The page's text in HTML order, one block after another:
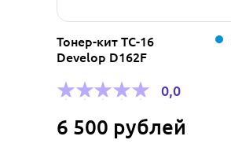
Тонер-кит ТС-16
Develop D162F
0,0
6 500 рублей